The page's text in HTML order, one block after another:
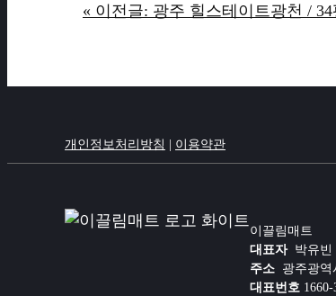
« 이전글: 광주 힐스테이트광천 /
개인정보처리방침 이용약관
이끌림매트
대표자박유
주소 광주광역
대표번호